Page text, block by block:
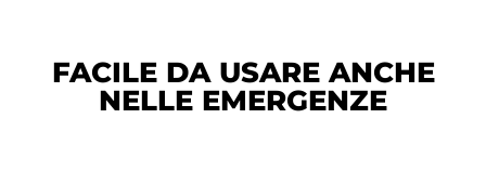
FACILE DA USARE ANCHE
NELLE EMERGENZE